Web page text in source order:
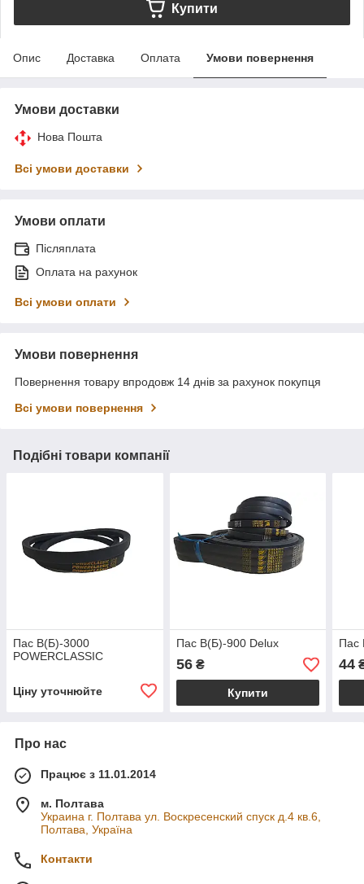
Купити
Опис Доставка Оплата Умови повернення
Умови доставки
Нова Пошта
Всі умови доставки
Умови оплати
Післяплата
Оплата на рахунок
Всі умови оплати
Умови повернення
Повернення товару впродовж 14 днів за рахунок покупця
Всі умови повернення
Подібні товари компанії
Пас В(Б)-3000
POWERCLASSIC
Ціну уточнюйте
Пас В(Б)-900 Delux
56₴
Купити
Пас
44
Про нас
Працює з 11.01.2014
м. Полтава
Украина г. Полтава ул. Воскресенский спуск д.4 кв.6,
Полтава, Україна
Контакти